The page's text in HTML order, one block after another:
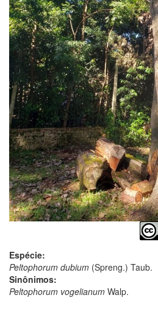
Espécie:
Peltophorum dubium (Spreng.) Taub.
Sinônimos:
Peltophorum vogelianum Walp.